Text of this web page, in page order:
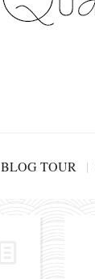
BLOG TOUR